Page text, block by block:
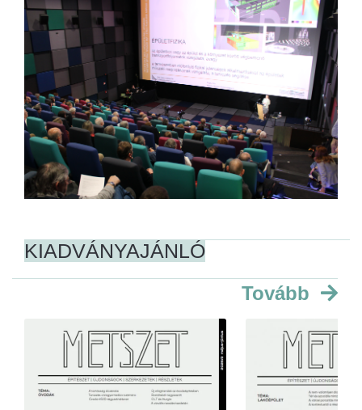
KIADVÁNYAJÁNLÓ
Tovább